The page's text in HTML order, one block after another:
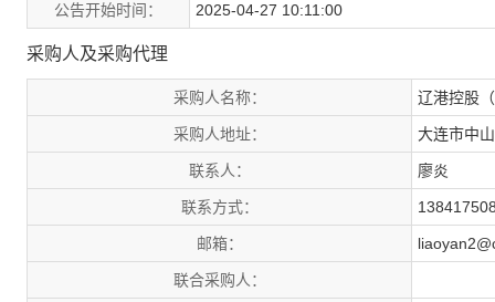
公告开始时间： 2025-04-27 10:11:00
采购人及采购代理
采购人名称： 辽港控股
采购人地址： 大连市中
联系人： 廖炎
联系方式：
邮箱：
联合采购人：